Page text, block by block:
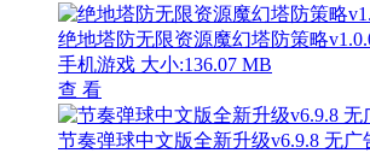
绝地塔防无限资源魔幻塔防策略
手机游戏 大小:136.07 MB
查 看
节奏弹球中文版全新升级v6.9.8 无广